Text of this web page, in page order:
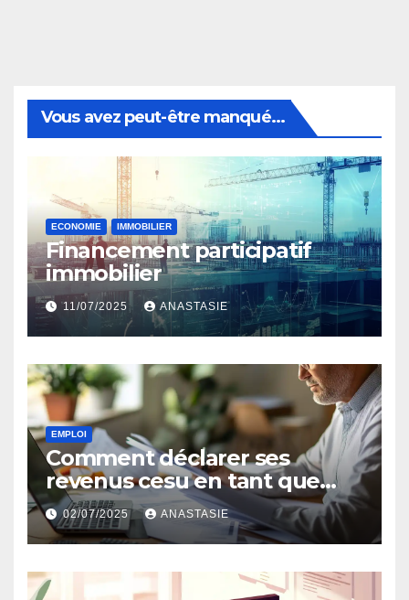
Vous avez peut-être manqué...
ECONOMIE IMMOBILIER
Financement participatif
immobilier
11/07/2025 ANASTASIE
EMPLOI
Comment déclarer ses
revenus cesu en tant que
salarié ?
02/07/2025 ANASTASIE